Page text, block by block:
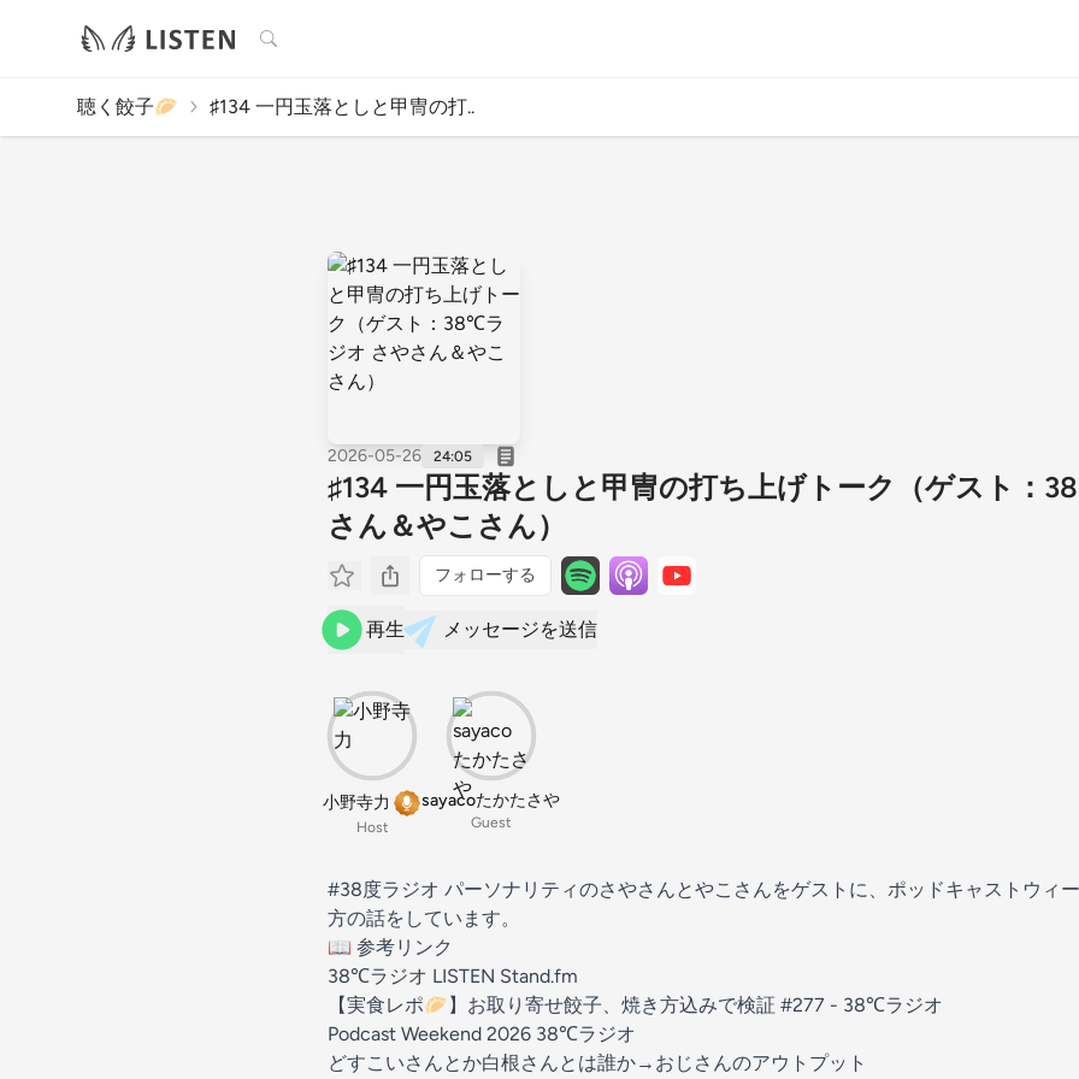
検索
聴く餃子🥟 ♯134 一円玉落としと甲冑の打..
2026-05-26 24:05
♯134 一円玉落としと甲冑の打ち上げトーク（ゲスト：
さん＆やこさん）
フォローする
再生 メッセージを送信
小野寺力
Host
sayacoたかたさや
Guest
#38度ラジオ パーソナリティのさやさんとやこさんをゲストに、ポッドキャストウィ
方の話をしています。
📖 参考リンク
38℃ラジオ LISTEN Stand.fm
【実食レポ🥟】お取り寄せ餃子、焼き方込みで検証 #277 - 38℃ラジオ
Podcast Weekend 2026 38℃ラジオ
どすこいさんとか白根さんとは誰か→ おじさんのアウトプット